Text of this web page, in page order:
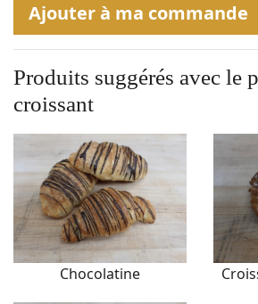
Ajouter à ma commande
Produits suggérés avec le
croissant
Chocolatine